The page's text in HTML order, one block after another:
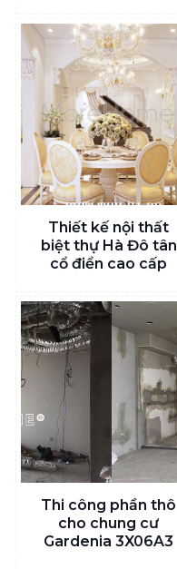
Thiết kế nội thất
biệt thự Hà Đô tân
cổ điển cao cấp
Thi công phần thô
cho chung cư
Gardenia 3X06A3